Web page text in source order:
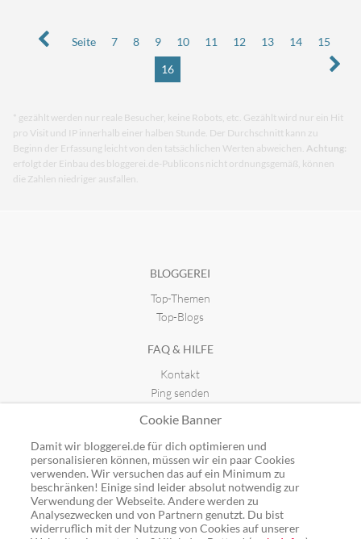
Seite 7 8 9 10 11 12 13 14 15
16
* gezählt werden nur reale Besucher, keine Robots, etc. Gezählt wird nur ein Hit
pro Visit und IP innerhalb einer halben Stunde. Der Durchschnitt kann zu
Beginn der Erfassung leicht von den tatsächlichen Werten abweichen. Achtung:
erfolgt der Einbau des bloggerei.de-Publicons nicht ordnungsgemäß, können
die Zahlen niedriger ausfallen.
BLOGGEREI
Top-Themen
Top-Blogs
FAQ & HILFE
Kontakt
Ping senden
GUTSCHEINE
Top-Gutscheine
Alle Shops
Cookie Banner
Damit wir bloggerei.de für dich optimieren und
personalisieren können, müssen wir ein paar Cookies
verwenden. Wir versuchen das auf ein Minimum zu
beschränken! Einige sind leider absolut notwendig zur
Verwendung der Webseite. Andere werden zu
Analysezwecken und von Partnern genutzt. Du bist
widerruflich mit der Nutzung von Cookies auf unserer